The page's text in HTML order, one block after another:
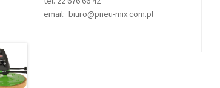
email: biuro@pneu-mix.com.pl